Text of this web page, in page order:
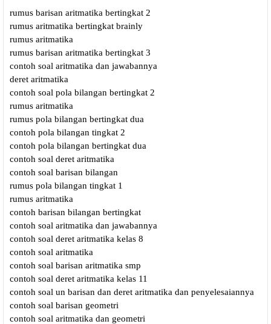
rumus barisan aritmatika bertingkat 2
rumus aritmatika bertingkat brainly
rumus aritmatika
rumus barisan aritmatika bertingkat 3
contoh soal aritmatika dan jawabannya
deret aritmatika
contoh soal pola bilangan bertingkat 2
rumus aritmatika
rumus pola bilangan bertingkat dua
contoh pola bilangan tingkat 2
contoh pola bilangan bertingkat dua
contoh soal deret aritmatika
contoh soal barisan bilangan
rumus pola bilangan tingkat 1
rumus aritmatika
contoh barisan bilangan bertingkat
contoh soal aritmatika dan jawabannya
contoh soal deret aritmatika kelas 8
contoh soal aritmatika
contoh soal barisan aritmatika smp
contoh soal deret aritmatika kelas 11
contoh soal un barisan dan deret aritmatika dan penyelesaiannya
contoh soal barisan geometri
contoh soal aritmatika dan geometri